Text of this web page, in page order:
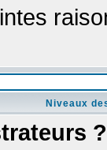
Niveaux
?